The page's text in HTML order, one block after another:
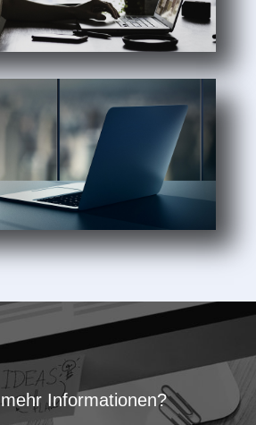
Informationen?